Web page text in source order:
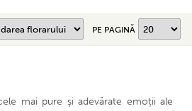
PE PAGINĂ
mai pure și adevărate emoții ale